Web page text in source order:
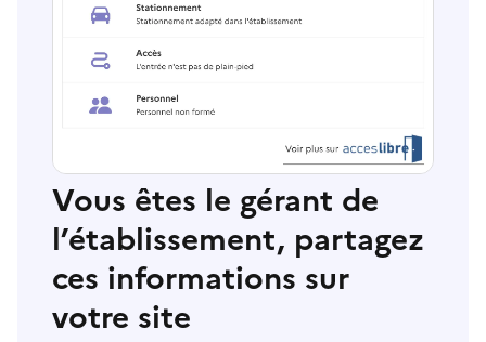
Vous êtes le gérant de
l’établissement, partagez
ces informations sur
votre site